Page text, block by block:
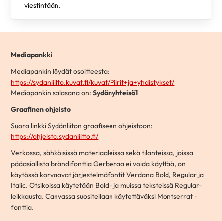
viestintään.
Mediapankki
Mediapankin löydät osoitteesta:
https://sydanliitto.kuvat.fi/kuvat/Piirit+ja+yhdistykset/
Mediapankin salasana on:Sydänyhteisö1
Graafinen ohjeisto
Suora linkki Sydänliiton graafiseen ohjeistoon:
https://ohjeisto.sydanliitto.fi/
Verkossa, sähköisissä materiaaleissa sekä tilanteissa, joissa
pääasiallista brändifonttia Gerberaa ei voida käyttää, on
käytössä korvaavat järjestelmäfontit Verdana Bold, Regular ja
Italic. Otsikoissa käytetään Bold- ja muissa teksteissä Regular-
leikkausta. Canvassa suositellaan käytettäväksi Montserrat -
fonttia.